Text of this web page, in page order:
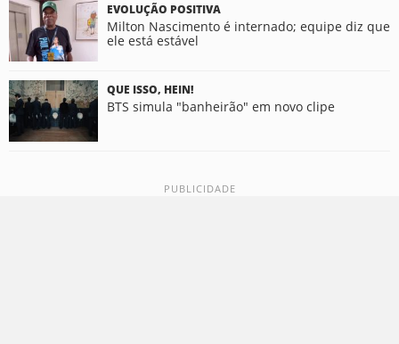
EVOLUÇÃO POSITIVA
Milton Nascimento é internado; equipe diz que
ele está estável
QUE ISSO, HEIN!
BTS simula "banheirão" em novo clipe